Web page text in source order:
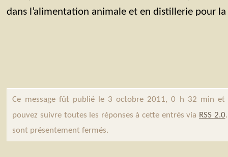
dans l’alimentation animale et en distillerie pour
Ce message fût publié le 3 octobre 2011, 0 h 32 min et
pouvez suivre toutes les réponses à cette entrés via RSS 2.0
sont présentement fermés.